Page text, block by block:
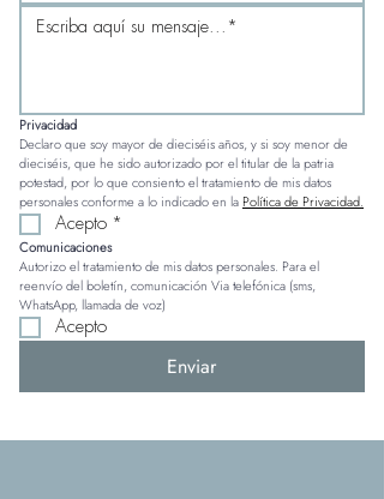
Privacidad
Declaro que soy mayor de dieciséis años, y si soy menor de
dieciséis, que he sido autorizado por el titular de la patria
potestad, por lo que consiento el tratamiento de mis datos
personales conforme a lo indicado en la Política de Privacidad.
Acepto *
Comunicaciones
Autorizo el tratamiento de mis datos personales. Para el
reenvío del boletín, comunicación Via telefónica (sms,
WhatsApp, llamada de voz)
Acepto
Enviar